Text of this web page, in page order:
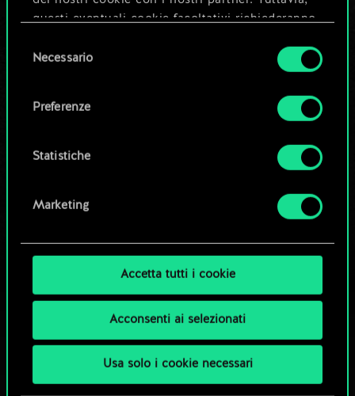
questi eventuali cookie facoltativi richiederanno
Tutti i dettagli su come utilizziamo i cookie e su
disponibili nel menu "Impostazioni" qui sotto.
delNecessario
Preferenze
Statistiche
Marketing
Accetta tutti i cookie
Acconsenti ai selezionati
Usa solo i cookie necessari
Dai un nome al mazzo e crea una